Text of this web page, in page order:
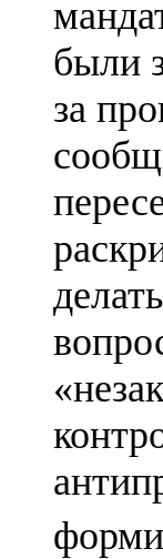
были
за